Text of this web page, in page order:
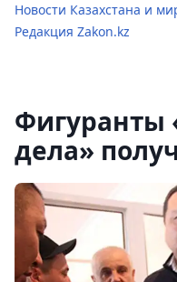
Новости Казахстана и
Редакция Zakon.kz
Фигуранты
дела»